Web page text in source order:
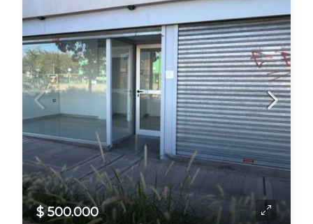
$ 500.000